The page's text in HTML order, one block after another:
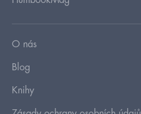
O nás
Blog
Knihy